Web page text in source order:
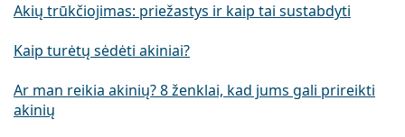
Akių trūkčiojimas: priežastys ir kaip tai sustabdyti
Kaip turėtų sėdėti akiniai?
Ar man reikia akinių? 8 ženklai, kad jums gali prireikti
akinių